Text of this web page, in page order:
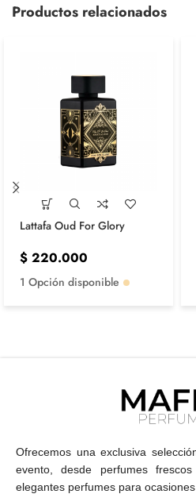
Productos relacionados
Lattafa Oud For Glory
$ 220.000
1 Opción disponible
Ofrecemos una exclusiva
evento, desde perfumes
elegantes perfumes para ocasiones